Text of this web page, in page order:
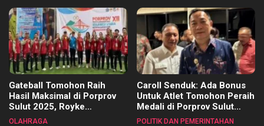
Gateball Tomohon Raih
Hasil Maksimal di Porprov
Sulut 2025, Royke
Tangkawarouw Ucapkan
OLAHRAGA
Caroll Senduk: Ada Bonus
Untuk Atlet Tomohon Peraih
Medali di Porprov Sulut
2025
POLITIK DAN PEMERINTAHAN